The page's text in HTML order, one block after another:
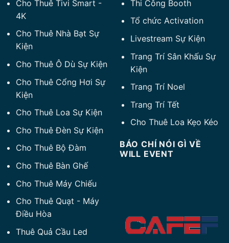
Cho Thuê Tivi Smart -
4K
Cho Thuê Nhà Bạt Sự
Kiện
Cho Thuê Ô Dù Sự Kiện
Cho Thuê Cổng Hơi Sự
Kiện
Cho Thuê Loa Sự Kiện
Cho Thuê Đèn Sự Kiện
Cho Thuê Bộ Đàm
Cho Thuê Bàn Ghế
Cho Thuê Máy Chiếu
Cho Thuê Quạt - Máy
Điều Hòa
Thuê Quả Cầu Led
Thi Công Booth
Tổ chức Activation
Livestream Sự Kiện
Trang Trí Sân Khấu Sự
Kiện
Trang Trí Noel
Trang Trí Tết
Cho Thuê Loa Kẹo Kéo
BÁO CHÍ NÓI GÌ VỀ
WILL EVENT